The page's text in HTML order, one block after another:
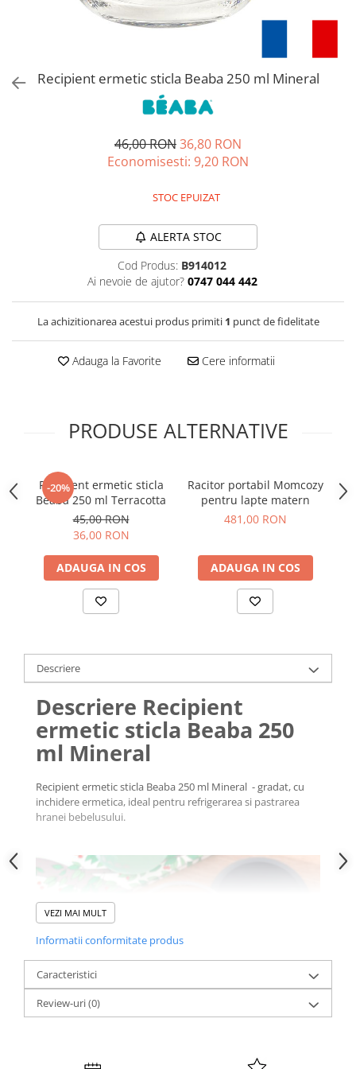
Jucarii electronice
Recipient ermetic sticla Beaba 250 ml Mineral
46,00 RON36,80 RON
Economisesti: 9,20 RON
STOC EPUIZAT
ALERTA STOC
Cod Produs: B914012
Ai nevoie de ajutor? 0747 044 442
La achizitionarea acestui produs primiti 1 punct de fidelitate
Adauga la Favorite Cere informatii
PRODUSE ALTERNATIVE
-20%
Recipient ermetic sticla
Beaba 250 ml Terracotta
45,00 RON
36,00 RON
ADAUGA IN COS
Racitor portabil Momcozy
pentru lapte matern
481,00 RON
ADAUGA IN COS
Descriere
Descriere Recipient
ermetic sticla Beaba 250
ml Mineral
Recipient ermetic sticla Beaba 250 ml Mineral - gradat, cu
inchidere ermetica, ideal pentru refrigerarea si pastrarea
hranei bebelusului.
VEZI MAI MULT
Informatii conformitate produs
Caracteristici
Review-uri(0)